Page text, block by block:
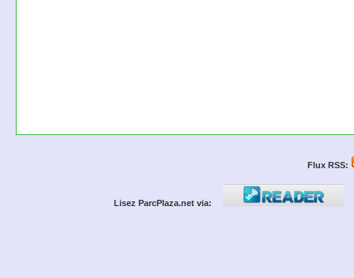
Flux RSS:
Lisez ParcPlaza.net via: